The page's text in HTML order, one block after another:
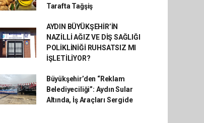
Tarafta Tağşiş
AYDIN BÜYÜKŞEHİR’İN
NAZİLLİ AĞIZ VE DİŞ SAĞLIĞI
POLİKLİNİĞİ RUHSATSIZ MI
İŞLETİLİYOR?
Büyükşehir’den “Reklam
Belediyeciliği”: Aydın Sular
Altında, İş Araçları Sergide